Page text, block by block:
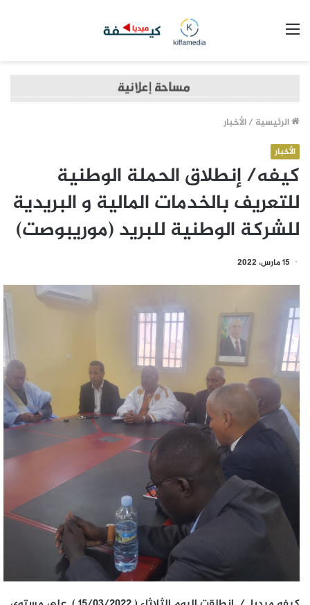
الرئيسية /الأخبار
الأخبار
كيفه/ إنطلاق الحملة الوطنية
للتعريف بالخدمات المالية و البريدية
للشركة الوطنية للبريد (موريبوصت)
15 مارس، 2022